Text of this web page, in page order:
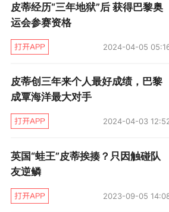
800自双冠，11年世锦赛再次
利亚姆·坦科克则连霸男子50仰
世锦赛冠军，杰马·斯波福斯在
的女子100仰世界纪录，本届
选手马塞打破。
第二次黄金时代，就得从
到前所未有的第四高位，虽然
蒂之外，包括盖伊在内的一批
其实里约奥运会的1金5银，也
皮蒂经历“三年地狱”后 获得巴黎奥
运会参赛资格
2024-04-05
皮蒂创三年来个人最好成绩，巴黎
成覃海洋最大对手
2024-04-03
英国“蛙王”皮蒂挨揍？只因触碰队
友逆鳞
2023-09-05